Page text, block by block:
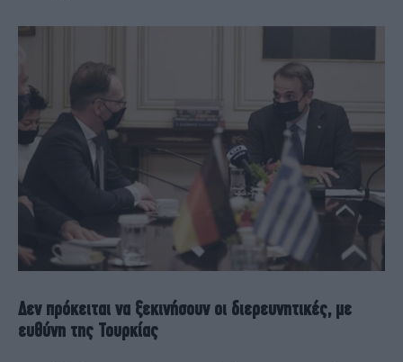
Δεν πρόκειται να ξεκινήσουν οι διερευνητικές, με
ευθύνη της Τουρκίας